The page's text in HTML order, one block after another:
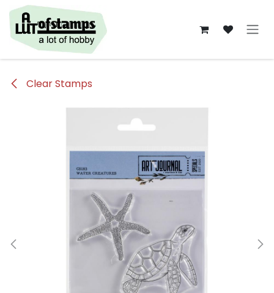
Overslaan naar inhoud
Clear Stamps